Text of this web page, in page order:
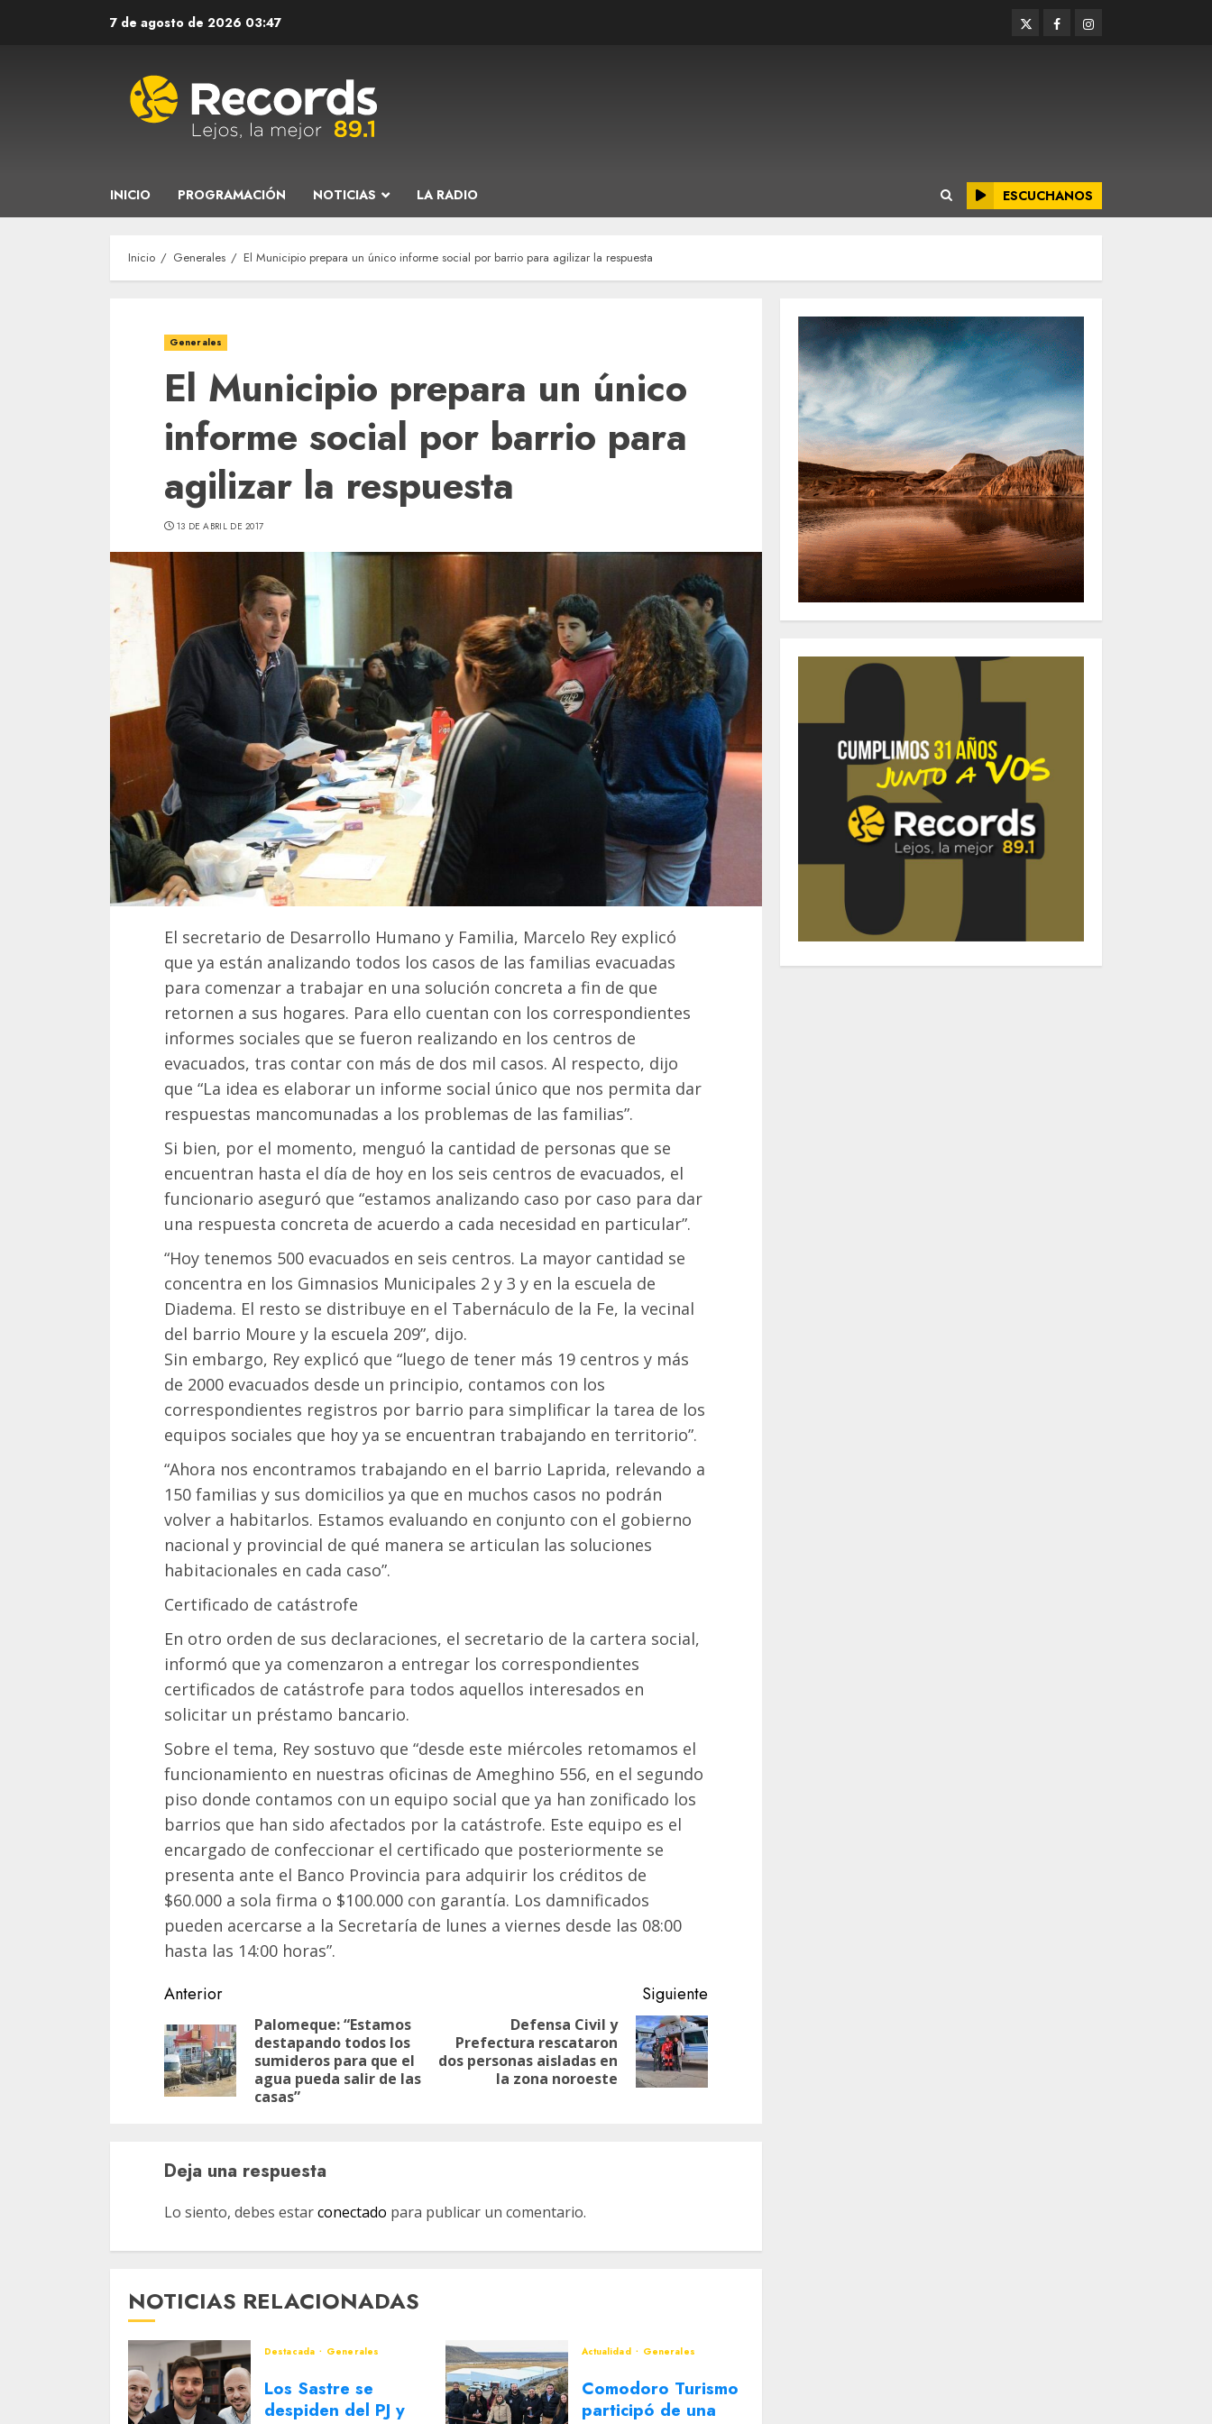
7 de agosto de 2026 03:47 TwitterFacebookInstagram
INICIO PROGRAMACIÓN NOTICIAS LA RADIO ESCUCHANOS
Inicio Generales El Municipio prepara un único informe social por barrio para agilizar la respuesta
Generales
El Municipio prepara un único
informe social por barrio para
agilizar la respuesta
13 DE ABRIL DE 2017
El secretario de Desarrollo Humano y Familia, Marcelo Rey explicó
que ya están analizando todos los casos de las familias evacuadas
para comenzar a trabajar en una solución concreta a fin de que
retornen a sus hogares. Para ello cuentan con los correspondientes
informes sociales que se fueron realizando en los centros de
evacuados, tras contar con más de dos mil casos. Al respecto, dijo
que “La idea es elaborar un informe social único que nos permita dar
respuestas mancomunadas a los problemas de las familias”.
Si bien, por el momento, menguó la cantidad de personas que se
encuentran hasta el día de hoy en los seis centros de evacuados, el
funcionario aseguró que “estamos analizando caso por caso para dar
una respuesta concreta de acuerdo a cada necesidad en particular”.
“Hoy tenemos 500 evacuados en seis centros. La mayor cantidad se
concentra en los Gimnasios Municipales 2 y 3 y en la escuela de
Diadema. El resto se distribuye en el Tabernáculo de la Fe, la vecinal
del barrio Moure y la escuela 209”, dijo.
Sin embargo, Rey explicó que “luego de tener más 19 centros y más
de 2000 evacuados desde un principio, contamos con los
correspondientes registros por barrio para simplificar la tarea de los
equipos sociales que hoy ya se encuentran trabajando en territorio”.
“Ahora nos encontramos trabajando en el barrio Laprida, relevando a
150 familias y sus domicilios ya que en muchos casos no podrán
volver a habitarlos. Estamos evaluando en conjunto con el gobierno
nacional y provincial de qué manera se articulan las soluciones
habitacionales en cada caso”.
Certificado de catástrofe
En otro orden de sus declaraciones, el secretario de la cartera social,
informó que ya comenzaron a entregar los correspondientes
certificados de catástrofe para todos aquellos interesados en
solicitar un préstamo bancario.
Sobre el tema, Rey sostuvo que “desde este miércoles retomamos el
funcionamiento en nuestras oficinas de Ameghino 556, en el segundo
piso donde contamos con un equipo social que ya han zonificado los
barrios que han sido afectados por la catástrofe. Este equipo es el
encargado de confeccionar el certificado que posteriormente se
presenta ante el Banco Provincia para adquirir los créditos de
$60.000 a sola firma o $100.000 con garantía. Los damnificados
pueden acercarse a la Secretaría de lunes a viernes desde las 08:00
hasta las 14:00 horas”.
Navegación
de
entradas
Anterior
Entrada
anterior:
Palomeque: “Estamos
destapando todos los
sumideros para que el
agua pueda salir de las
casas”
Siguiente
Siguiente
entrada:
Defensa Civil y
Prefectura rescataron
dos personas aisladas en
la zona noroeste
Deja una respuesta
Lo siento, debes estarconectado para publicar un comentario.
NOTICIAS RELACIONADAS
Destacada Generales
Los Sastre se
despiden del PJ y
Actualidad Generales
Comodoro Turismo
participó de una